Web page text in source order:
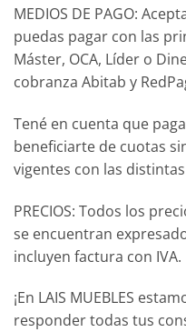
MEDIOS DE PAGO:
puedas pagar con las
Máster, OCA, Líder o
cobranza Abitab y
Tené en cuenta que
beneficiarte de cuotas
vigentes con las
PRECIOS: Todos los
se encuentran
incluyen factura con IVA.
¡En LAIS MUEBLES
responder todas tus